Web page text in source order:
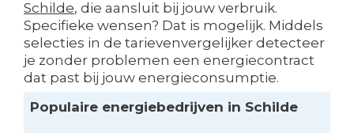
Schilde, die aansluit bij jouw verbruik.
Specifieke wensen? Dat is mogelijk. Middels
selecties in de tarievenvergelijker detecteer
je zonder problemen een energiecontract
dat past bij jouw energieconsumptie.
Populaire energiebedrijven in Schilde